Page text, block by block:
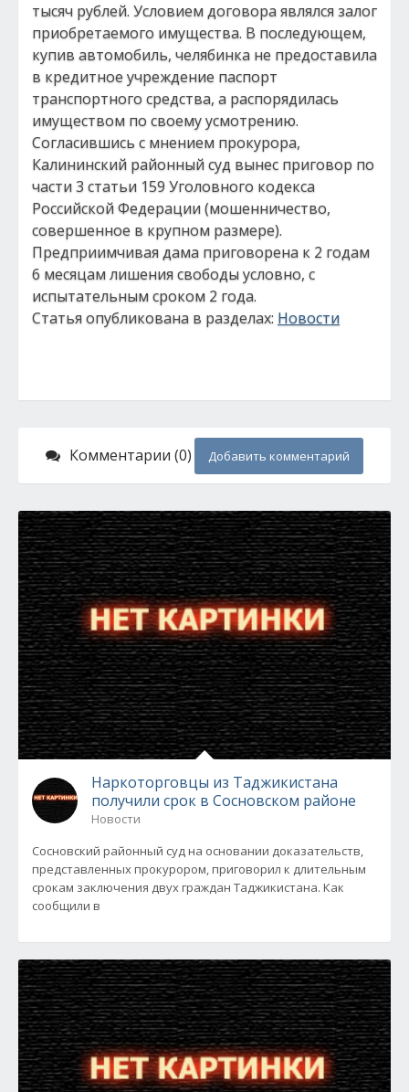
тысяч рублей. Условием договора являлся залог
приобретаемого имущества. В последующем,
купив автомобиль, челябинка не предоставила
в кредитное учреждение паспорт
транспортного средства, а распорядилась
имуществом по своему усмотрению.
Согласившись с мнением прокурора,
Калининский районный суд вынес приговор по
части 3 статьи 159 Уголовного кодекса
Российской Федерации (мошенничество,
совершенное в крупном размере).
Предприимчивая дама приговорена к 2 годам
6 месяцам лишения свободы условно, с
испытательным сроком 2 года.
Статья опубликована в разделах: Новости
Комментарии (0) Добавить комментарий
Наркоторговцы из Таджикистана
получили срок в Сосновском районе
Новости
Сосновский районный суд на основании доказательств,
представленных прокурором, приговорил к длительным
срокам заключения двух граждан Таджикистана. Как
сообщили в